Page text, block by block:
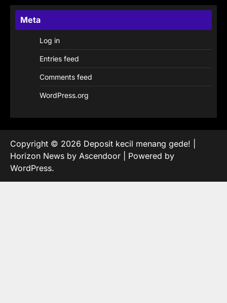
Meta
Log in
Entries feed
Comments feed
WordPress.org
Copyright © 2026 Deposit kecil menang gede!
Horizon News by Ascendoor | Powered by
WordPress.